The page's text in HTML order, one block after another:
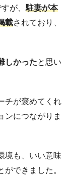
が、 駐妻が本
載されており、
しかったと思い
チが褒めてくれ
ンにつながりま
境も、いい意味
できました。